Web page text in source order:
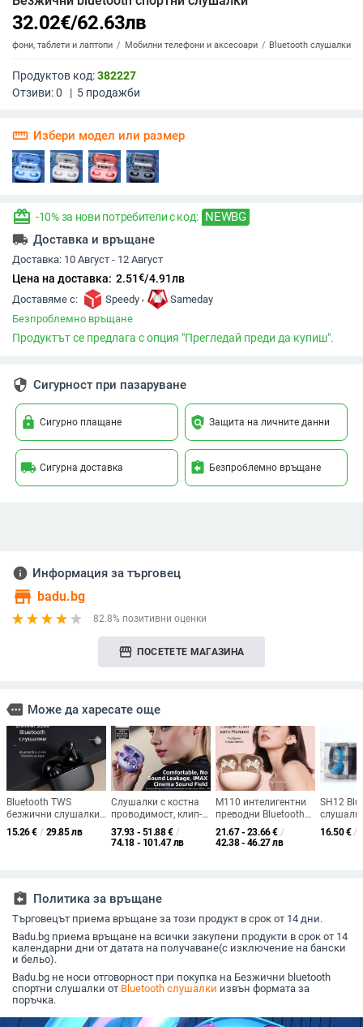
32.02€/62.63лв
таблети и лаптопи Мобилни телефони и аксесоари Bluetooth слушалки
Продуктов код:382227
Отзиви:0 | 5 продажби
straighten Избери модел или размер
redeem -10% за нови потребители с код: NEWBG
local_shipping Доставка и връщане
Доставка: 10 Август - 12 Август
Цена на доставка: 2.51€/4.91лв
Доставяме с: Speedy ,
Sameday
Безпроблемно връщане
Продуктът се предлага с опция "Прегледай преди да купиш".
security Сигурност при пазаруване
lock Сигурно плащане policy Защита на личните данни
local_shipping Сигурна доставка assignment_return Безпроблемно връщане
info Информация за търговец
store badu.bg
82.8% позитивни оценки
storefront ПОСЕТЕТЕ МАГАЗИНА
more Може да харесате още
Bluetooth TWS
безжични слушалки
за ухо, Bluetooth 5.0,
обхват 10 м, батерия
15.26€ / 29.85 лв
Слушалки с костна
проводимост, клип-
он Bluetooth,
безжични спортни за
водоустойчиви
37.93 - 51.88€ /
74.18 - 101.47 лв
M110 интелигентни
преводни Bluetooth
слушалки с клип за
ухо и диамантено
21.67 - 23.66€ /
42.38 - 46.27 лв
SH12
спортен
—
16.50€ /
assignment_return Политика за връщане
Търговецът приема връщане за този продукт в срок от 14 дни.
Badu.bg приема връщане на всички закупени продукти в срок от 14
календарни дни от датата на получаване(с изключение на бански
и бельо).
Badu.bg не носи отговорност при покупка на Безжични bluetooth
спортни слушалки от Bluetooth слушалки извън формата за
поръчка.